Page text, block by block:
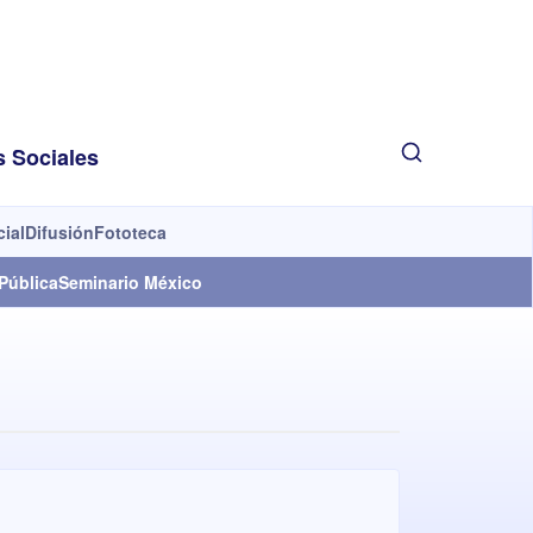
Sociales
DifusiónFototeca
Seminario México